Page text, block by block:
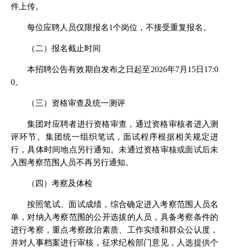
件上传。
每位应聘人员仅限报名1个岗位，不接受重复报名。
（二）报名截止时间
本招聘公告有效期自发布之日起至2026年7月15日17:0
0。
（三）资格审查及统一测评
集团对应聘者进行资格审查，通过资格审核者进入测
评环节。集团统一组织笔试，面试程序根据相关规定进
行，具体时间地点另行通知。未通过资格审核或面试后未
入围考察范围人员不再另行通知。
（四）考察及体检
按照笔试、面试成绩，综合确定进入考察范围人员名
单，对纳入考察范围的公开选拔的人员，具备考察条件的
进行考察，重点考察政治素质、工作实绩和群众公认度，
并对人事档案进行审核，征求纪检部门意见，人选提供个